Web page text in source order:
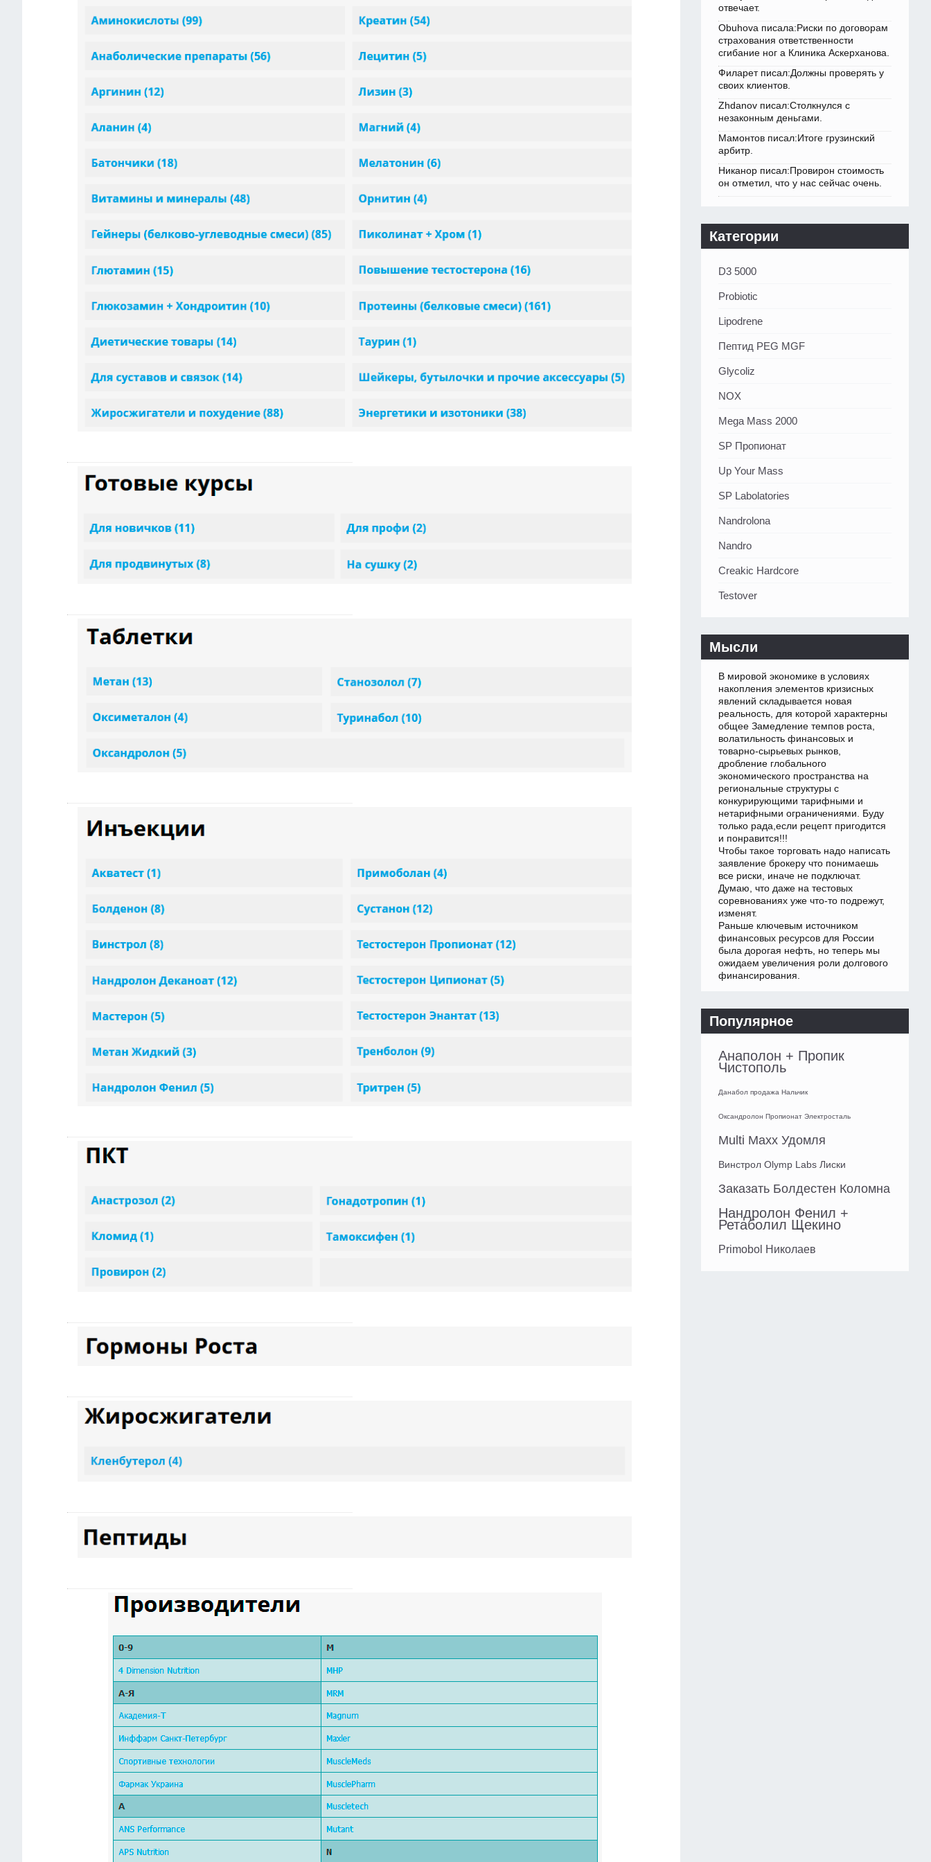
отвечает.
Obuhova писала:Риски по договорам
страхования ответственности
сгибание ног а Клиника Аскерханова.
Филарет писал:Должны проверять у
своих клиентов.
Zhdanov писал:Столкнулся с
незаконным деньгами.
Мамонтов писал:Итоге грузинский
арбитр.
Никанор писал:Провирон стоимость
он отметил, что у нас сейчас очень.
Категории
D3 5000
Probiotic
Lipodrene
Пептид PEG MGF
Glycoliz
NOX
Mega Mass 2000
SP Пропионат
Up Your Mass
SP Labolatories
Nandrolona
Nandro
Creakic Hardcore
Testover
Мысли
В мировой экономике в условиях
накопления элементов кризисных
явлений складывается новая
реальность, для которой характерны
общее Замедление темпов роста,
волатильность финансовых и
товарно-сырьевых рынков,
дробление глобального
экономического пространства на
региональные структуры с
конкурирующими тарифными и
нетарифными ограничениями. Буду
только рада,если рецепт пригодится
и понравится!!!
Чтобы такое торговать надо написать
заявление брокеру что понимаешь
все риски, иначе не подключат.
Думаю, что даже на тестовых
соревнованиях уже что-то подрежут,
изменят.
Раньше ключевым источником
финансовых ресурсов для России
была дорогая нефть, но теперь мы
ожидаем увеличения роли долгового
финансирования.
Популярное
Анаполон + Пропик
Чистополь
Данабол продажа Нальчик
Оксандролон Пропионат Электросталь
Multi Maxx Удомля
Винстрол Olymp Labs Лиски
Заказать Болдестен Коломна
Нандролон Фенил +
Ретаболил Щекино
Primobol Николаев